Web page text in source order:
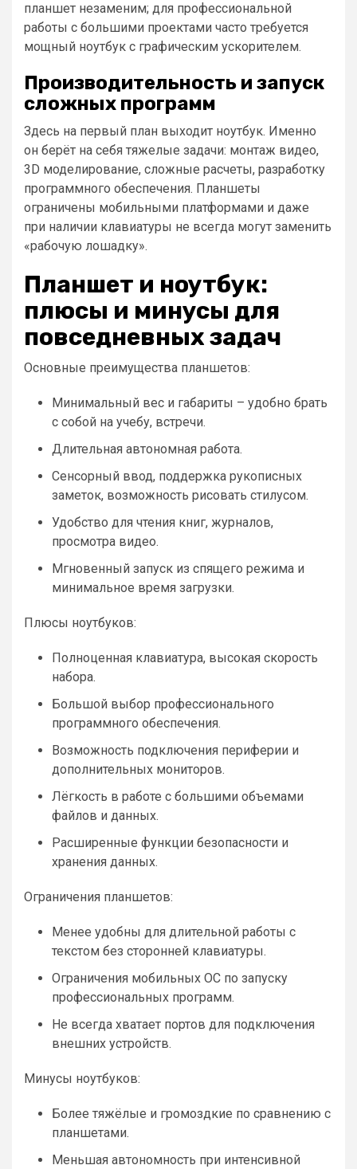
планшет незаменим; для профессиональной
работы с большими проектами часто требуется
мощный ноутбук с графическим ускорителем.
Производительность и запуск
сложных программ
Здесь на первый план выходит ноутбук. Именно
он берёт на себя тяжелые задачи: монтаж видео,
3D моделирование, сложные расчеты, разработку
программного обеспечения. Планшеты
ограничены мобильными платформами и даже
при наличии клавиатуры не всегда могут заменить
«рабочую лошадку».
Планшет и ноутбук:
плюсы и минусы для
повседневных задач
Основные преимущества планшетов:
Минимальный вес и габариты – удобно брать
с собой на учебу, встречи.
Длительная автономная работа.
Сенсорный ввод, поддержка рукописных
заметок, возможность рисовать стилусом.
Удобство для чтения книг, журналов,
просмотра видео.
Мгновенный запуск из спящего режима и
минимальное время загрузки.
Плюсы ноутбуков:
Полноценная клавиатура, высокая скорость
набора.
Большой выбор профессионального
программного обеспечения.
Возможность подключения периферии и
дополнительных мониторов.
Лёгкость в работе с большими объемами
файлов и данных.
Расширенные функции безопасности и
хранения данных.
Ограничения планшетов:
Менее удобны для длительной работы с
текстом без сторонней клавиатуры.
Ограничения мобильных ОС по запуску
профессиональных программ.
Не всегда хватает портов для подключения
внешних устройств.
Минусы ноутбуков:
Более тяжёлые и громоздкие по сравнению с
планшетами.
Меньшая автономность при интенсивной